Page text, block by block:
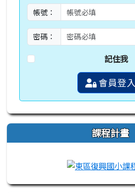
帳號：
密碼：
記住我
會員登入
課程計畫